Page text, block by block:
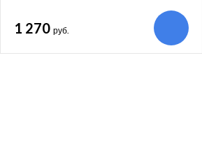
1 270 руб.